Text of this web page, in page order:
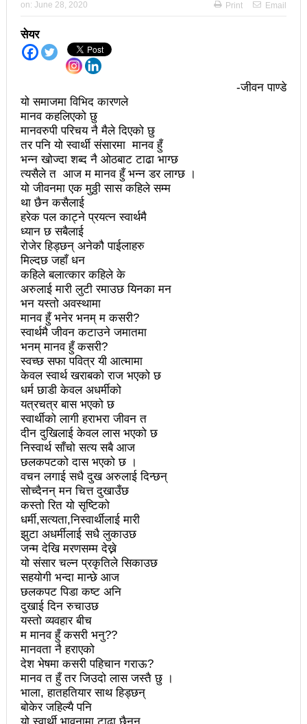
छिटफुटबाहेक शान्तिपूर्ण रुपमा मतदान सम्पन्न
आज प्रतिनिधिसभा सदस्य निर्वाचनः देशैभर मतदान जारी
बैतडीमा जन्तिबस दुर्घटनाः १३ जनाको मृत्यु
कविता – अपजश
पुरस्कार वितरणबिनै काउन्सिलले सम्पन्न गर्‍यो वार्षिकोत्सव
हितेन्द्रदेव शाक्यलाई पद छाड्नुपर्ने नैतिक दबाबः समय बुझेर
बाटो खुलाउन मन्त्री घिसिङको म्यासेज
खतिवडाको नयाँ गीत जमाना आजकाल
सहनशीलताको ब्रेक
राममाया च्यामिनीसँग दशरथ चन्दको अनुरोध – प्रेमविनोद नन्दन
चलचित्र विकास बोर्डका नवनियुक्त सदस्य गणेश सुवेदीलाई
आइएनएनएफद्वारा सम्मान
एनआरएनए बेलायतको अध्यक्षमा जिलिङका पुडासैनी
महानगर यातायातले थप्यो १२ वटा विद्युतीय बस
गणेश पण्डितको कवितासङ्ग्रह कालापानी लोकार्पण
फोहोरमैला व्यवस्थापन संघ नेपालको अध्यक्षमा नुवाकोटका घिमिरे
निर्वाचित
कविता – सुख भोग
समाचार हटाउने अदालतको आदेश र पत्रकार पक्राउ पुर्जीबारे
काउन्सिल सुक्ष्म अध्ययनमा
लोकतान्त्रिक सहिद सन्तति वृत्ति कोष स्थापनाः सहिदका
बालबालिकाको शिक्षामा खर्च हुने
महिनावारी स्वच्छताका लागि ३९२ साइकल यात्रीको
सचेतनामूलक र्‍याली
नवलपरासी काठमाडौँ सम्पर्क समन्वय समितिको अध्यक्षमा
विश्वकर्मा
on: June 28, 2020 Print Email
सेयर
-जीवन पाण्डे
यो समाजमा विभिद कारणले
मानव कहलिएको छु
मानवरुपी परिचय नै मैले दिएको छु
तर पनि यो स्वार्थी संसारमा मानव हुँ
भन्न खोज्दा शब्द नै ओठबाट टाढा भाग्छ
त्यसैले त आज म मानव हुँ भन्न डर लाग्छ ।
यो जीवनमा एक मुठ्ठी सास कहिले सम्म
था छैन कसैलाई
हरेक पल काट्ने प्रयत्न स्वार्थमै
ध्यान छ सबैलाई
रोजेर हिड्छन् अनेकौ पाईलाहरु
मिल्दछ जहाँ धन
कहिले बलात्कार कहिले के
अरुलाई मारी लुटी रमाउछ यिनका मन
भन यस्तो अवस्थामा
मानव हुँ भनेर भनम् म कसरी?
स्वार्थमै जीवन कटाउने जमातमा
भनम् मानव हुँ कसरी?
स्वच्छ सफा पवित्र यी आत्मामा
केवल स्वार्थ खराबको राज भएको छ
धर्म छाडी केवल अधर्मीको
यत्रचत्र बास भएको छ
स्वार्थीको लागी हराभरा जीवन त
दीन दुखिलाई केवल लास भएको छ
निस्वार्थ साँचो सत्य सबै आज
छलकपटको दास भएको छ ।
वचन लगाई सधै दुख अरुलाई दिन्छन्
सोच्दैनन् मन चित्त दुखाउँछ
कस्तो रित यो सृष्टिको
धर्मी,सत्यता,निस्वार्थीलाई मारी
झुटा अधर्मीलाई सधै लुकाउछ
जन्म देखि मरणसम्म देख्ने
यो संसार चल्न प्रकृतिले सिकाउछ
सहयोगी भन्दा मान्छे आज
छलकपट पिडा कष्ट अनि
दुखाई दिन रुचाउछ
यस्तो व्यवहार बीच
म मानव हुँ कसरी भनु??
मानवता नै हराएको
देश भेषमा कसरी पहिचान गराऊ?
मानव त हुँ तर जिउदो लास जस्तै छु ।
भाला, हातहतियार साथ हिड्छन्
बोकेर जहिल्यै पनि
यो स्वार्थी भावनामा टाढा छैनन्